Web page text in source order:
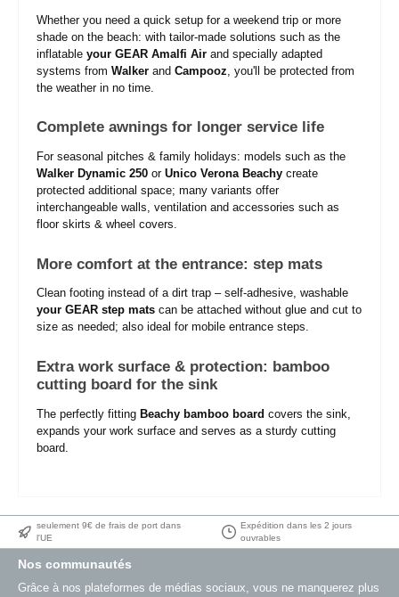
Whether you need a quick setup for a weekend trip or more
shade on the beach: with tailor-made solutions such as the
inflatable your GEAR Amalfi Air and specially adapted
systems from Walker and Campooz , you'll be protected from
the weather in no time.
Complete awnings for longer service life
For seasonal pitches & family holidays: models such as the
Walker Dynamic 250 or Unico Verona Beachy create
protected additional space; many variants offer
interchangeable walls, ventilation and accessories such as
floor skirts & wheel covers.
More comfort at the entrance: step mats
Clean footing instead of a dirt trap – self-adhesive, washable
your GEAR step mats can be attached without glue and cut to
size as needed; also ideal for mobile entrance steps.
Extra work surface & protection: bamboo
cutting board for the sink
The perfectly fitting Beachy bamboo board covers the sink,
expands your work surface and serves as a sturdy cutting
board.
seulement 9€ de frais de port dans
l'UE
Expédition dans les 2 jours
ouvrables
Nos communautés
Grâce à nos plateformes de médias sociaux, vous ne manquerez plus